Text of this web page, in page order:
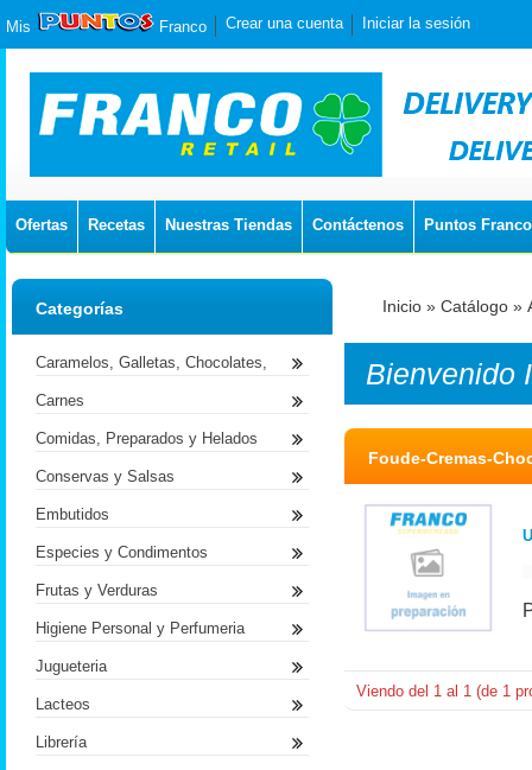
Mis Franco Crear una cuenta Iniciar la sesión
Ofertas Recetas Nuestras Tiendas Contáctenos Puntos Franco
Inicio » Catálogo »
Bienvenido
Foude-Cremas-
Viendo del 1 al 1 (de 1
Categorías
Caramelos, Galletas, Chocolates,
Carnes
Comidas, Preparados y Helados
Conservas y Salsas
Embutidos
Especies y Condimentos
Frutas y Verduras
Higiene Personal y Perfumeria
Jugueteria
Lacteos
Librería